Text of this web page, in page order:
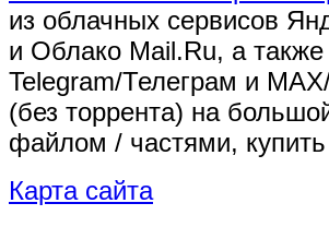
из облачных сервисов
и Облако Mail.Ru, а также
Telegram/Телеграм и
(без торрента) на
файлом / частями,
Карта сайта